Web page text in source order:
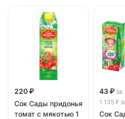
220 ₽
Сок Сады придонья
томат с мякотью 1
43 ₽ за
1 135 ₽
Сок